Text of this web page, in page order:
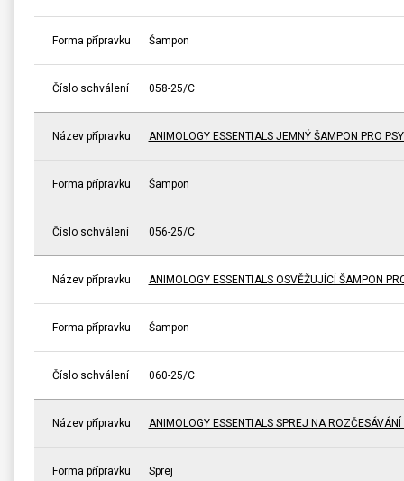
Forma přípravku Šampon
Číslo schválení 058-25/C
Název přípravku ANIMOLOGY ESSENTIALS JEMNÝ ŠAMPON PRO
Forma přípravku Šampon
Číslo schválení 056-25/C
Název přípravku ANIMOLOGY ESSENTIALS OSVĚŽUJÍCÍ ŠAMPON
Forma přípravku Šampon
Číslo schválení 060-25/C
Název přípravku ANIMOLOGY ESSENTIALS SPREJ NA ROZČESÁVÁNÍ
Forma přípravku Sprej